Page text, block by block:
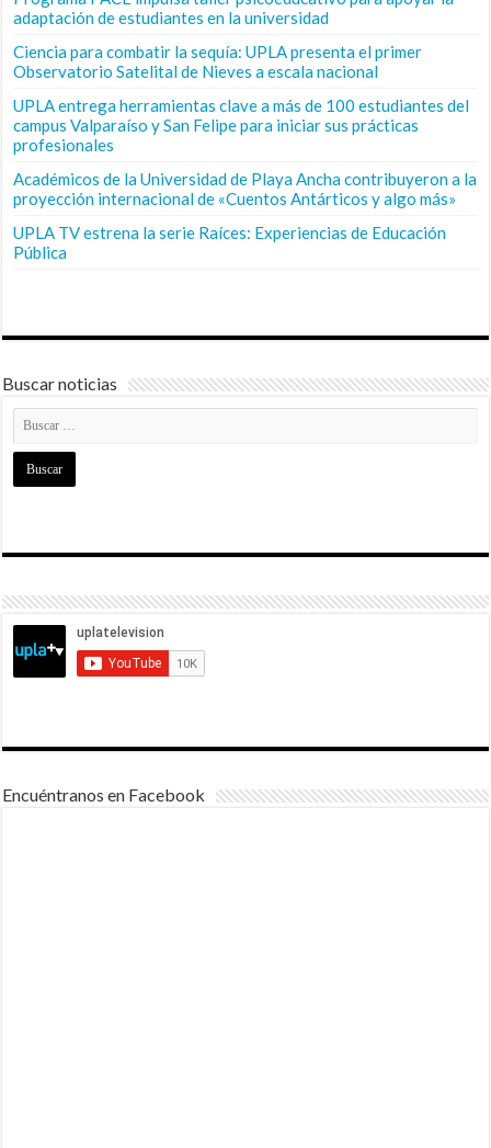
adaptación de estudiantes en la universidad
Ciencia para combatir la sequía: UPLA presenta el primer
Observatorio Satelital de Nieves a escala nacional
UPLA entrega herramientas clave a más de 100 estudiantes del
campus Valparaíso y San Felipe para iniciar sus prácticas
profesionales
Académicos de la Universidad de Playa Ancha contribuyeron a la
proyección internacional de «Cuentos Antárticos y algo más»
UPLA TV estrena la serie Raíces: Experiencias de Educación
Pública
Buscar noticias
Encuéntranos en Facebook